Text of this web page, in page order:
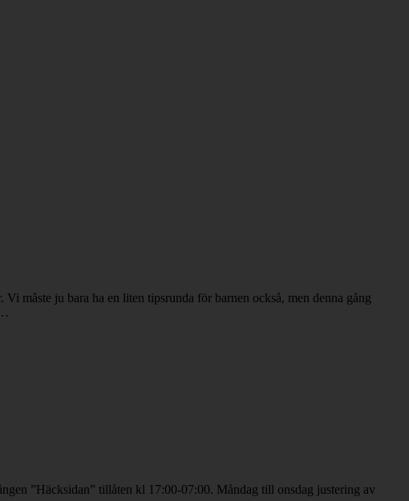
måste ju bara ha en liten tipsrunda för barnen också, men denna gång
”Häcksidan” tillåten kl 17:00-07:00. Måndag till onsdag justering av